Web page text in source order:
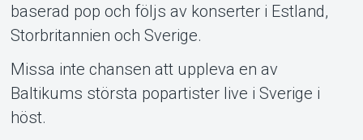
baserad pop och följs av konserter i Estland,
Storbritannien och Sverige.
Missa inte chansen att uppleva en av
Baltikums största popartister live i Sverige i
höst.